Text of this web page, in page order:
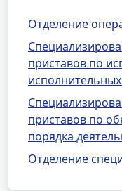
Отделение
приставов по
приставов по
порядка
Отделение